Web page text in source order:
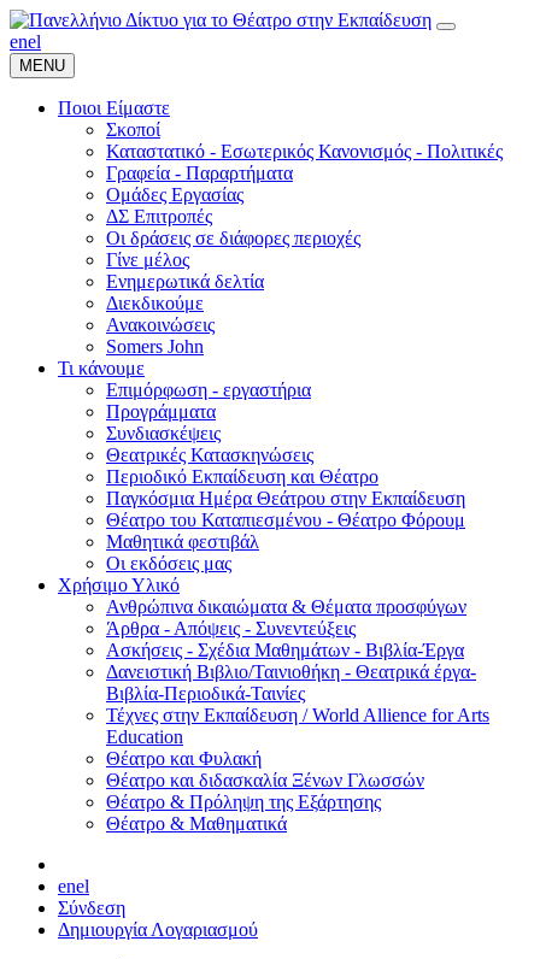
enel
MENU
Ποιοι Είμαστε
Σκοποί
Καταστατικό - Εσωτερικός Κανονισμός - Πολιτικές
Γραφεία - Παραρτήματα
Ομάδες Εργασίας
ΔΣ Επιτροπές
Οι δράσεις σε διάφορες περιοχές
Γίνε μέλος
Ενημερωτικά δελτία
Διεκδικούμε
Ανακοινώσεις
Somers John
Τι κάνουμε
Επιμόρφωση - εργαστήρια
Προγράμματα
Συνδιασκέψεις
Θεατρικές Κατασκηνώσεις
Περιοδικό Εκπαίδευση και Θέατρο
Παγκόσμια Ημέρα Θεάτρου στην Εκπαίδευση
Θέατρο του Καταπιεσμένου - Θέατρο Φόρουμ
Μαθητικά φεστιβάλ
Οι εκδόσεις μας
Χρήσιμο Υλικό
Ανθρώπινα δικαιώματα & Θέματα προσφύγων
Άρθρα - Απόψεις - Συνεντεύξεις
Ασκήσεις - Σχέδια Μαθημάτων - Βιβλία-Έργα
Δανειστική Βιβλιο/Ταινιοθήκη - Θεατρικά έργα-
Βιβλία-Περιοδικά-Ταινίες
Τέχνες στην Εκπαίδευση / World Allience for Arts
Education
Θέατρο και Φυλακή
Θέατρο και διδασκαλία Ξένων Γλωσσών
Θέατρο & Πρόληψη της Εξάρτησης
Θέατρο & Μαθηματικά
enel
Σύνδεση
Δημιουργία Λογαριασμού